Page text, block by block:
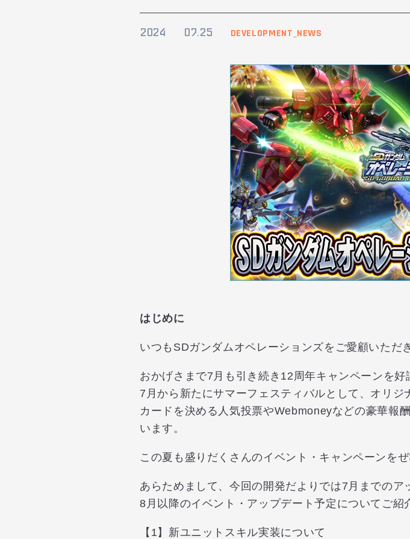
2024 07.25 DEVELOPMENT_NEWS
はじめに
いつもSDガンダムオペレーションズをご愛顧いただ
おかげさまで7月も引き続き12周年キャンペーンを好
7月から新たにサマーフェスティバルとして、オリ
カードを決める人気投票やWebmoneyなどの豪華報
います。
この夏も盛りだくさんのイベント・キャンペーンをぜ
あらためまして、今回の開発だよりでは7月までのア
8月以降のイベント・アップデート予定についてご紹
【1】新ユニットスキル実装について